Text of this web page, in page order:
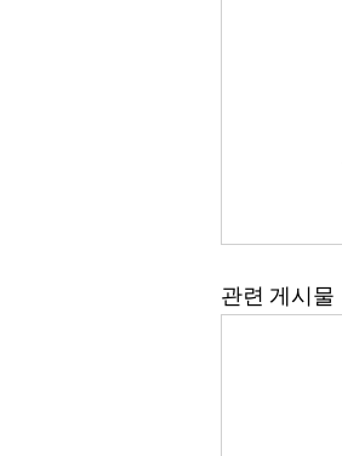
관련 게시물